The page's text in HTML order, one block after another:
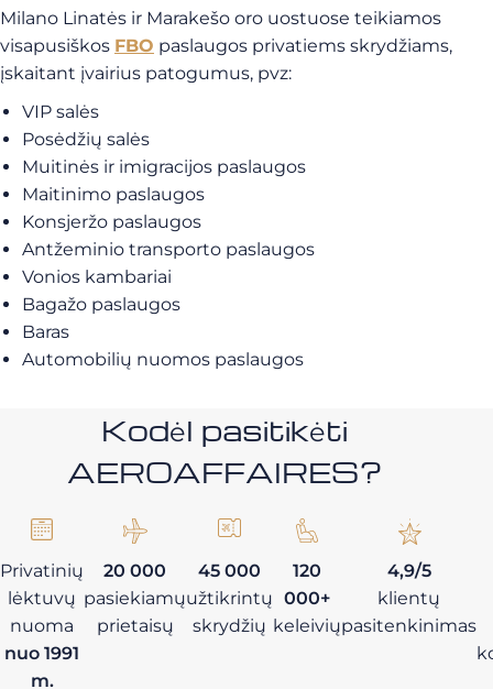
Milano Linatės ir Marakešo oro uostuose teikiamos
visapusiškos FBO paslaugos privatiems skrydžiams,
įskaitant įvairius patogumus, pvz:
VIP salės
Posėdžių salės
Muitinės ir imigracijos paslaugos
Maitinimo paslaugos
Konsjeržo paslaugos
Antžeminio transporto paslaugos
Vonios kambariai
Bagažo paslaugos
Baras
Automobilių nuomos paslaugos
Kodėl pasitikėti
AEROAFFAIRES?
Privatinių
lėktuvų
nuoma
nuo 1991
m.
20 000
pasiekiamų
prietaisų
45 000
užtikrintų
skrydžių
120
000+
keleivių
4,9/5
klientų
pasitenkinimas